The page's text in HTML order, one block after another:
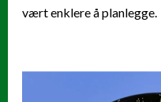
vært enklere å planlegge.